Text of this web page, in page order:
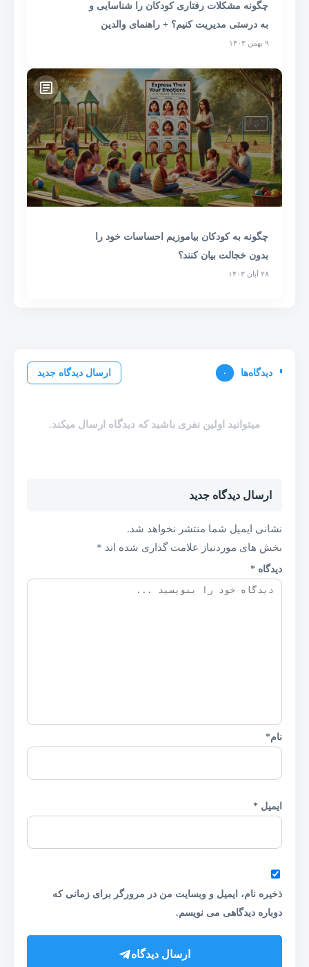
چگونه مشکلات رفتاری کودکان را شناسایی و
به درستی مدیریت کنیم؟ + راهنمای والدین
۹ بهمن ۱۴۰۳
چگونه به کودکان بیاموزیم احساسات خود را
بدون خجالت بیان کنند؟
۲۸ آبان ۱۴۰۳
دیدگاه‌ها ۰ ارسال دیدگاه جدید
میتوانید اولین نفری باشید که دیدگاه ارسال میکند.
ارسال دیدگاه جدید
نشانی ایمیل شما منتشر نخواهد شد.
بخش های موردنیاز علامت گذاری شده اند *
دیدگاه *
نام*
ایمیل *
ذخیره نام، ایمیل و وبسایت من در مرورگر برای زمانی که
دوباره دیدگاهی می نویسم.
ارسال دیدگاه